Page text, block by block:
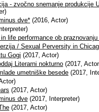
- zvočno snemanje produkcije
dve* (2016, Actor)
life performance ob
/ Sexual Perversity in
Gogi (2017, Actor)
Literarni nokturno (2017,
umetniške besede (2017,
(2017, Actor)
dve (2017, Interpreter)
(2017, Actor)